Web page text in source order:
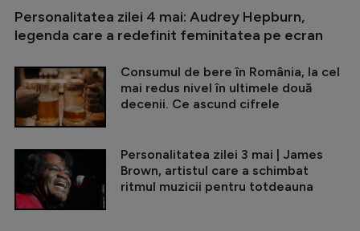
Personalitatea zilei 4 mai: Audrey Hepburn,
legenda care a redefinit feminitatea pe ecran
Consumul de bere în România, la cel
mai redus nivel în ultimele două
decenii. Ce ascund cifrele
Personalitatea zilei 3 mai | James
Brown, artistul care a schimbat
ritmul muzicii pentru totdeauna